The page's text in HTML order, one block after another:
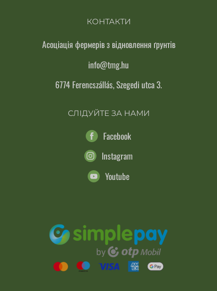
КОНТАКТИ
Асоціація фермерів з відновлення ґрунтів
info@tmg.hu
6774 Ferencszállás, Szegedi utca 3.
СЛІДУЙТЕ ЗА НАМИ
Facebook
Instagram
Youtube